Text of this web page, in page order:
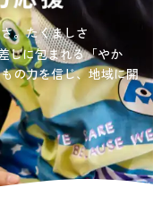
、笑顔が溢れている
所の介護関連事業所を運
後ますます高まる介護
。たくましさ
しに包まれる「やか
の力を信じ、地域に開
童が放課後安心して
ラブ活動(英語・習字・
学童保育所です。
居宅介護支援